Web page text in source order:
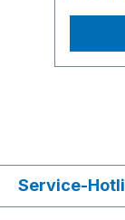
Service-